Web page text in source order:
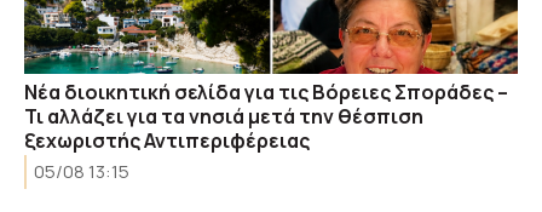
Νέα διοικητική σελίδα για τις Βόρειες Σποράδες –
Τι αλλάζει για τα νησιά μετά την θέσπιση
ξεχωριστής Αντιπεριφέρειας
05/08 13:15